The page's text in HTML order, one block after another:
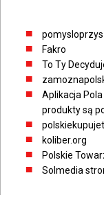
Fakro
To Ty
Aplikacja
produkty są
koliber.org
Polskie
Solmedia